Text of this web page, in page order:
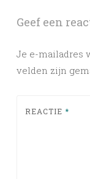
Geef een
Je e-mailadres
velden zijn
REACTIE *